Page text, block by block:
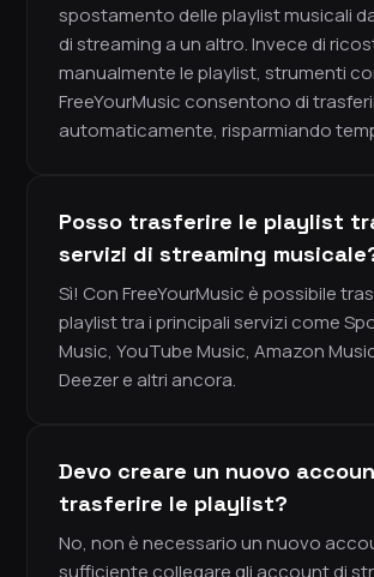
spostamento delle playlist musicali
di streaming a un altro. Invece di
manualmente le playlist, strumenti
FreeYourMusic consentono di
automaticamente, risparmiando
Posso trasferire le playlist
servizi di streaming
Sì! Con FreeYourMusic è possibile
playlist tra i principali servizi come
Music, YouTube Music, Amazon
Deezer e altri ancora.
Devo creare un nuovo
trasferire le playlist?
No, non è necessario un nuovo
sufficiente collegare gli account di